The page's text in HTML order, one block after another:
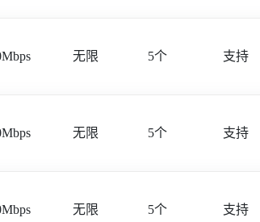
无限 5个 支持
无限 5个 支持
无限 5个 支持